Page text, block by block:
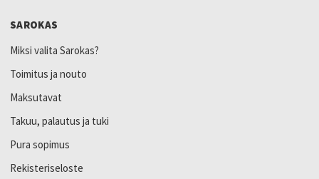
SAROKAS
Miksi valita Sarokas?
Toimitus ja nouto
Maksutavat
Takuu, palautus ja tuki
Pura sopimus
Rekisteriseloste